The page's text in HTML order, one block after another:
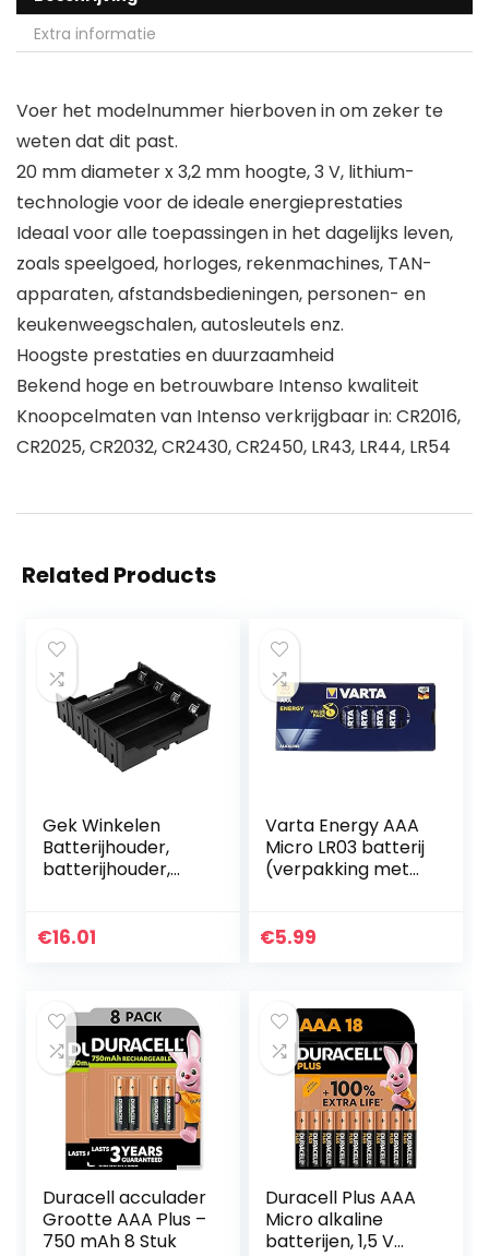
Extra informatie
Voer het modelnummer hierboven in om zeker te
weten dat dit past.
20 mm diameter x 3,2 mm hoogte, 3 V, lithium-
technologie voor de ideale energieprestaties
Ideaal voor alle toepassingen in het dagelijks leven,
zoals speelgoed, horloges, rekenmachines, TAN-
apparaten, afstandsbedieningen, personen- en
keukenweegschalen, autosleutels enz.
Hoogste prestaties en duurzaamheid
Bekend hoge en betrouwbare Intenso kwaliteit
Knoopcelmaten van Intenso verkrijgbaar in: CR2016,
CR2025, CR2032, CR2430, CR2450, LR43, LR44, LR54
Related Products
Gek Winkelen
Batterijhouder,
batterijhouder,
lichtgewicht
€16.01
Varta Energy AAA
Micro LR03 batterij
(verpakking met
voor speelgoed
€5.99
Duracell acculader
Grootte AAA Plus –
750 mAh 8 Stuk
Duracell Plus AAA
Micro alkaline
batterijen, 1,5 V